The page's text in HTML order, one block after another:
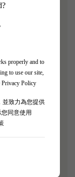
properly and to
to use our site,
Privacy Policy
並致力為您提供
同意使用
買下。出
行改革，甚至
得到顯著的提
Cru
無花果果醬、
，這是一款酒
為基礎。粉